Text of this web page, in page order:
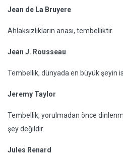
Jean de La Bruyere
Ahlaksızlıkların anası, tembelliktir.
Jean J. Rousseau
Tembellik, dünyada en büyük şeyin
Jeremy Taylor
Tembellik, yorulmadan önce
şey değildir.
Jules Renard